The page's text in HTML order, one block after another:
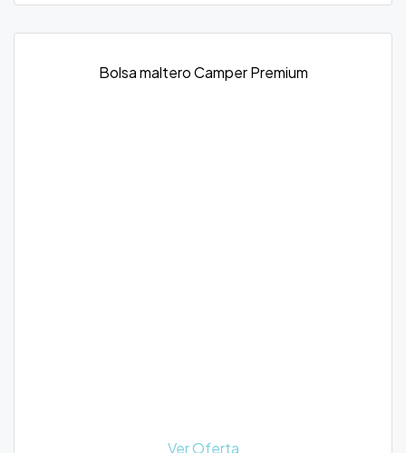
Bolsa maltero Camper Premium
Ver Oferta